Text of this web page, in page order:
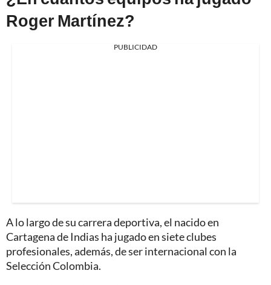
Roger Martínez?
PUBLICIDAD
A lo largo de su carrera deportiva, el nacido en
Cartagena de Indias ha jugado en siete clubes
profesionales, además, de ser internacional con la
Selección Colombia.